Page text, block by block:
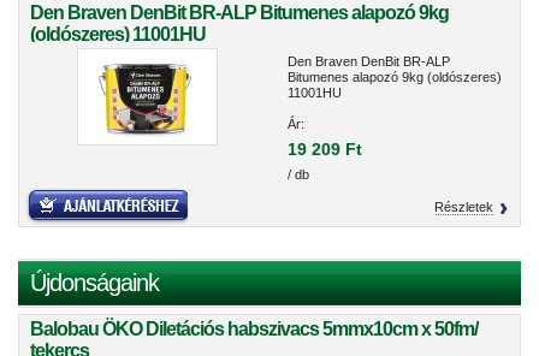
Den Braven DenBit BR-ALP Bitumenes alapozó 9kg
(oldószeres) 11001HU
Den Braven DenBit BR-ALP
Bitumenes alapozó 9kg (oldószeres)
11001HU
Ár:
19 209 Ft
/ db
Részletek
Újdonságaink
Balobau ÖKO Diletációs habszivacs 5mmx10cm x 50fm/
tekercs